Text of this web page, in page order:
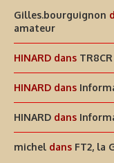
Gilles.bourguignon
amateur
HINARD dans
HINARD dans
HINARD dans
michel dans FT2, la